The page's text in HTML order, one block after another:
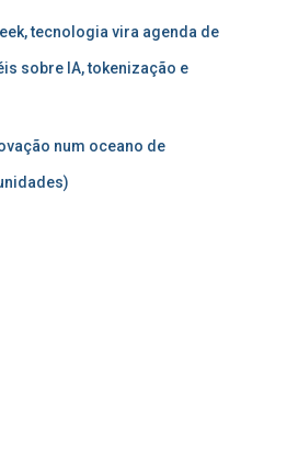
tecnologia vira agenda de
sobre IA, tokenização e
num oceano de